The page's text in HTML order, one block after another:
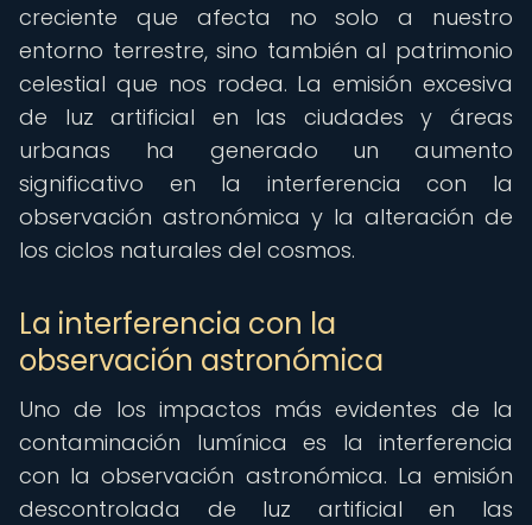
creciente que afecta no solo a nuestro
entorno terrestre, sino también al patrimonio
celestial que nos rodea. La emisión excesiva
de luz artificial en las ciudades y áreas
urbanas ha generado un aumento
significativo en la interferencia con la
observación astronómica y la alteración de
los ciclos naturales del cosmos.
La interferencia con la
observación astronómica
Uno de los impactos más evidentes de la
contaminación lumínica es la interferencia
con la observación astronómica. La emisión
descontrolada de luz artificial en las